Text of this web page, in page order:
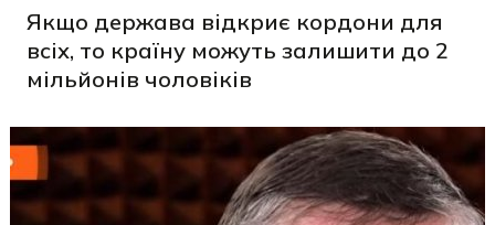
Якщо держава відкриє кордони для
всіх, то країну можуть залишити до 2
мільйонів чоловіків